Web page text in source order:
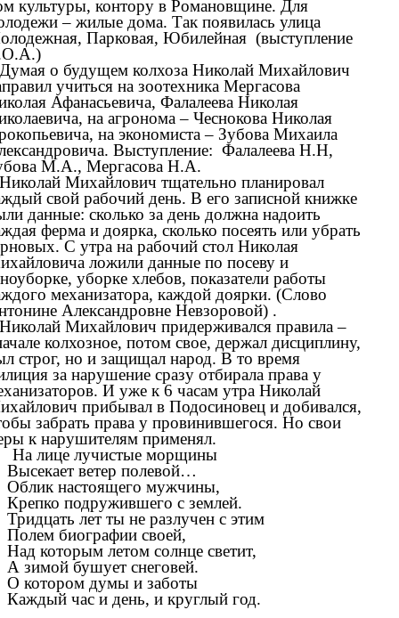
культуры, контору в Романовщине. Для
– жилые дома. Так появилась улица
Парковая, Юбилейная (выступление
о будущем колхоза Николай Михайлович
учиться на зоотехника Мергасова
Афанасьевича, Фалалеева Николая
на агронома – Чеснокова Николая
на экономиста – Зубова Михаила
Выступление: Фалалеева Н.Н,
М.А., Мергасова Н.А.
Михайлович тщательно планировал
свой рабочий день. В его записной книжке
данные: сколько за день должна надоить
ферма и доярка, сколько посеять или убрать
С утра на рабочий стол Николая
ложили данные по посеву и
уборке хлебов, показатели работы
механизатора, каждой доярки. (Слово
Александровне Невзоровой) .
Михайлович придерживался правила –
колхозное, потом свое, держал дисциплину,
строг, но и защищал народ. В то время
за нарушение сразу отбирала права у
И уже к 6 часам утра Николай
прибывал в Подосиновец и добивался,
забрать права у провинившегося. Но свои
к нарушителям применял.
На лице лучистые морщины
Высекает ветер полевой…
Облик настоящего мужчины,
Крепко подружившего с землей.
Тридцать лет ты не разлучен с этим
Полем биографии своей,
Над которым летом солнце светит,
А зимой бушует снеговей.
О котором думы и заботы
Каждый час и день, и круглый год.